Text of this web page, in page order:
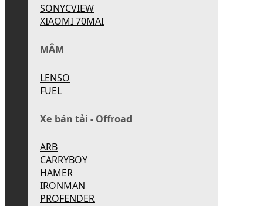
SONYCVIEW
XIAOMI 70MAI
MÂM
LENSO
FUEL
Xe bán tải - Offroad
ARB
CARRYBOY
HAMER
IRONMAN
PROFENDER